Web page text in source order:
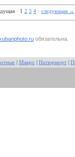
· 1 2 3 4 · следующая →
обязательна.
Макро Натюрморт